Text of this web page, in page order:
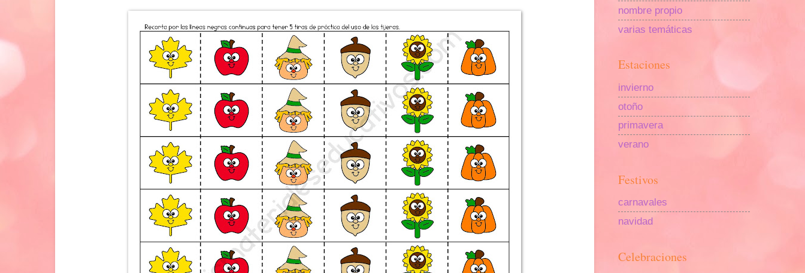
nombre propio
varias temáticas
Estaciones
invierno
otoño
primavera
verano
Festivos
carnavales
navidad
Celebraciones